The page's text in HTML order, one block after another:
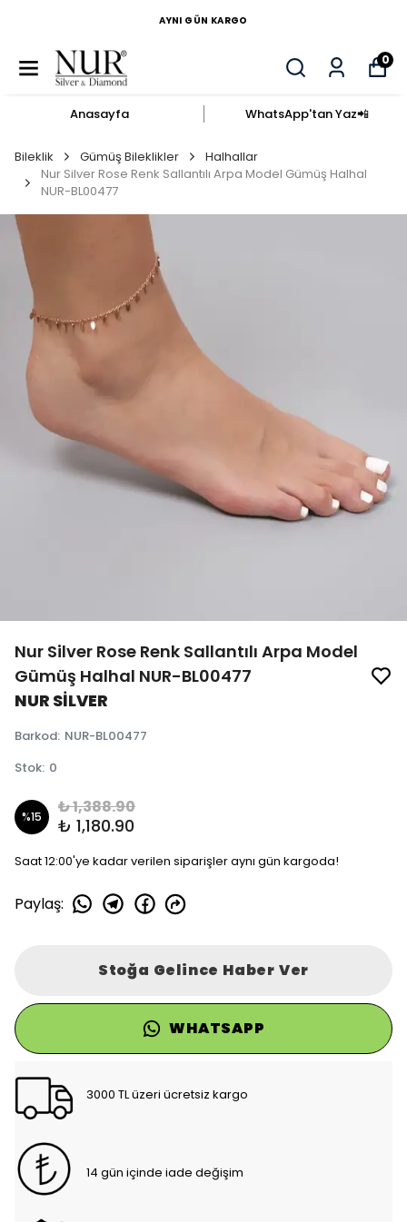
AYNI GÜN KARGO
0
Anasayfa WhatsApp'tan Yaz​📲​
Bileklik Gümüş Bileklikler
Halhallar
Nur Silver Rose Renk Sallantılı Arpa Model Gümüş Halhal
NUR-BL00477
Nur Silver Rose Renk Sallantılı Arpa Model
Gümüş Halhal NUR-BL00477
NUR SİLVER
Barkod: NUR-BL00477
Stok: 0
%15 ₺ 1,388.90
₺ 1,180.90
Saat 12:00'ye kadar verilen siparişler aynı gün kargoda!
Paylaş:
Stoğa Gelince Haber Ver
WHATSAPP
3000 TL üzeri ücretsiz kargo
14 gün içinde iade değişim